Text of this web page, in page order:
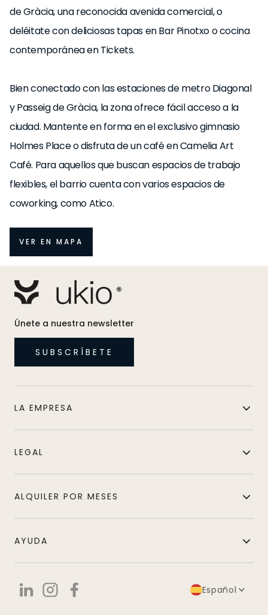
de Gràcia, una reconocida avenida comercial, o
deléitate con deliciosas tapas en Bar Pinotxo o cocina
contemporánea en Tickets.
Bien conectado con las estaciones de metro Diagonal
y Passeig de Gràcia, la zona ofrece fácil acceso a la
ciudad. Mantente en forma en el exclusivo gimnasio
Holmes Place o disfruta de un café en Camelia Art
Café. Para aquellos que buscan espacios de trabajo
flexibles, el barrio cuenta con varios espacios de
coworking, como Atico.
VER EN MAPA
Únete a nuestra newsletter
SUBSCRÍBETE
LA EMPRESA
LEGAL
ALQUILER POR MESES
AYUDA
Español